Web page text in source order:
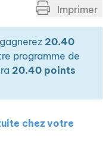
Imprimer
20.40
programme de
20.40 points
chez votre